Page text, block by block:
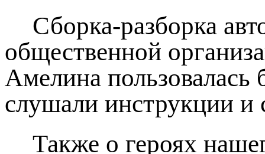
Сборка‑разборка
общественной
Амелина пользовалась
слушали инструкции и
Также о героях